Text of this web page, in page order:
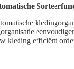
kleding efficiënt